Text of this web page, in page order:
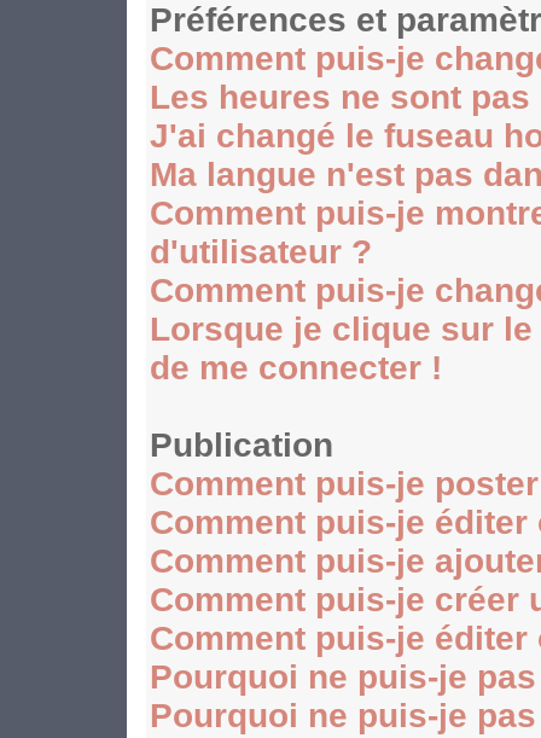
Préférences et
Comment puis-je
Les heures ne sont
J'ai changé le fuseau
Ma langue n'est pas
Comment puis-je
d'utilisateur ?
Comment puis-je
Lorsque je clique sur
de me connecter !
Publication
Comment puis-je
Comment puis-je
Comment puis-je
Comment puis-je créer
Comment puis-je
Pourquoi ne puis-je
Pourquoi ne puis-je